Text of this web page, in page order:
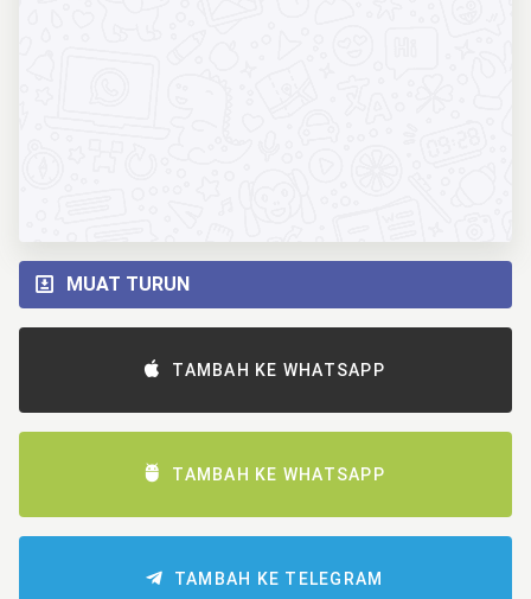
MUAT TURUN
TAMBAH KE WHATSAPP
TAMBAH KE WHATSAPP
TAMBAH KE TELEGRAM